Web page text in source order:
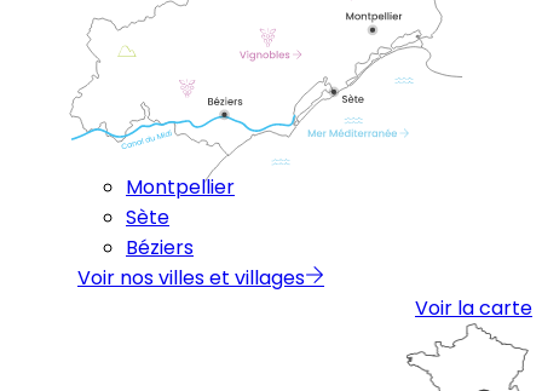
Montpellier
Sète
Béziers
Voir nos villes et villages
Voir la carte